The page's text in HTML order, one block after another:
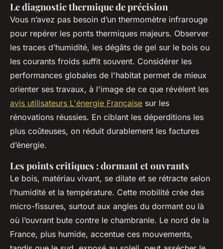
Le diagnostic thermique de précision
Vous n’avez pas besoin d’un thermomètre infrarouge
pour repérer les ponts thermiques majeurs. Observer
les traces d’humidité, les dégâts de gel sur le bois ou
les courants froids suffit souvent. Considérer les
performances globales de l'habitat permet de mieux
orienter ses travaux, à l'image de ce que révèlent les
avis utilisateurs L'énergie Française sur les
rénovations réussies. En ciblant les déperditions les
plus coûteuses, on réduit durablement les factures
d’énergie.
Les points critiques : dormant et ouvrants
Le bois, matériau vivant, se dilate et se rétracte selon
l’humidité et la température. Cette mobilité crée des
micro-fissures, surtout aux angles du dormant ou là
où l’ouvrant bute contre le chambranle. Le nord de la
France, plus humide, accentue ces mouvements,